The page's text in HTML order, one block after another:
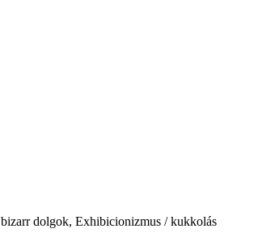
dolgok, Exhibicionizmus / kukkolás